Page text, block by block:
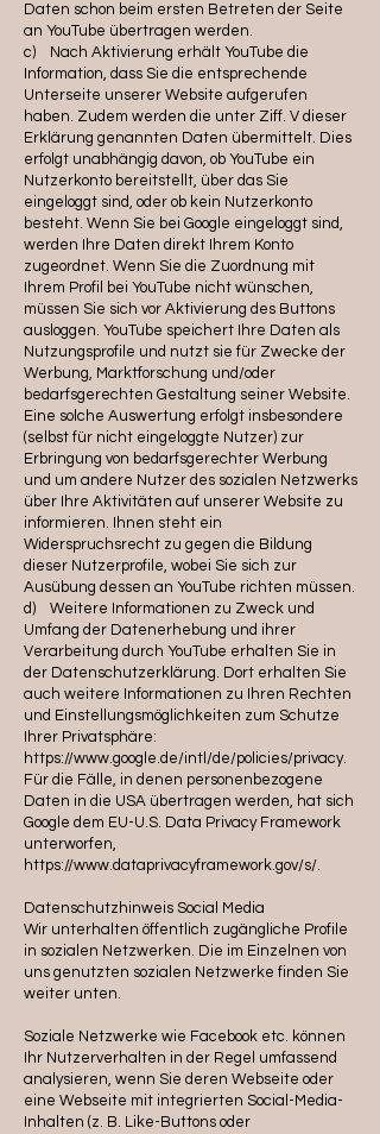
Daten schon beim ersten Betreten der Seite
an YouTube übertragen werden.
c) Nach Aktivierung erhält YouTube die
Information, dass Sie die entsprechende
Unterseite unserer Website aufgerufen
haben. Zudem werden die unter Ziff. V dieser
Erklärung genannten Daten übermittelt. Dies
erfolgt unabhängig davon, ob YouTube ein
Nutzerkonto bereitstellt, über das Sie
eingeloggt sind, oder ob kein Nutzerkonto
besteht. Wenn Sie bei Google eingeloggt sind,
werden Ihre Daten direkt Ihrem Konto
zugeordnet. Wenn Sie die Zuordnung mit
Ihrem Profil bei YouTube nicht wünschen,
müssen Sie sich vor Aktivierung des Buttons
ausloggen. YouTube speichert Ihre Daten als
Nutzungsprofile und nutzt sie für Zwecke der
Werbung, Marktforschung und/oder
bedarfsgerechten Gestaltung seiner Website.
Eine solche Auswertung erfolgt insbesondere
(selbst für nicht eingeloggte Nutzer) zur
Erbringung von bedarfsgerechter Werbung
und um andere Nutzer des sozialen Netzwerks
über Ihre Aktivitäten auf unserer Website zu
informieren. Ihnen steht ein
Widerspruchsrecht zu gegen die Bildung
dieser Nutzerprofile, wobei Sie sich zur
Ausübung dessen an YouTube richten müssen.
d) Weitere Informationen zu Zweck und
Umfang der Datenerhebung und ihrer
Verarbeitung durch YouTube erhalten Sie in
der Datenschutzerklärung. Dort erhalten Sie
auch weitere Informationen zu Ihren Rechten
und Einstellungsmöglichkeiten zum Schutze
Ihrer Privatsphäre:
https://www.google.de/intl/de/policies/privacy.
Für die Fälle, in denen personenbezogene
Daten in die USA übertragen werden, hat sich
Google dem EU-U.S. Data Privacy Framework
unterworfen,
https://www.dataprivacyframework.gov/s/.
Datenschutzhinweis Social Media
Wir unterhalten öffentlich zugängliche Profile
in sozialen Netzwerken. Die im Einzelnen von
uns genutzten sozialen Netzwerke finden Sie
weiter unten.
Soziale Netzwerke wie Facebook etc. können
Ihr Nutzerverhalten in der Regel umfassend
analysieren, wenn Sie deren Webseite oder
eine Webseite mit integrierten Social-Media-
Inhalten (z. B. Like-Buttons oder